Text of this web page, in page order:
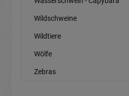
Wildschweine
Wildtiere
Wölfe
Zebras